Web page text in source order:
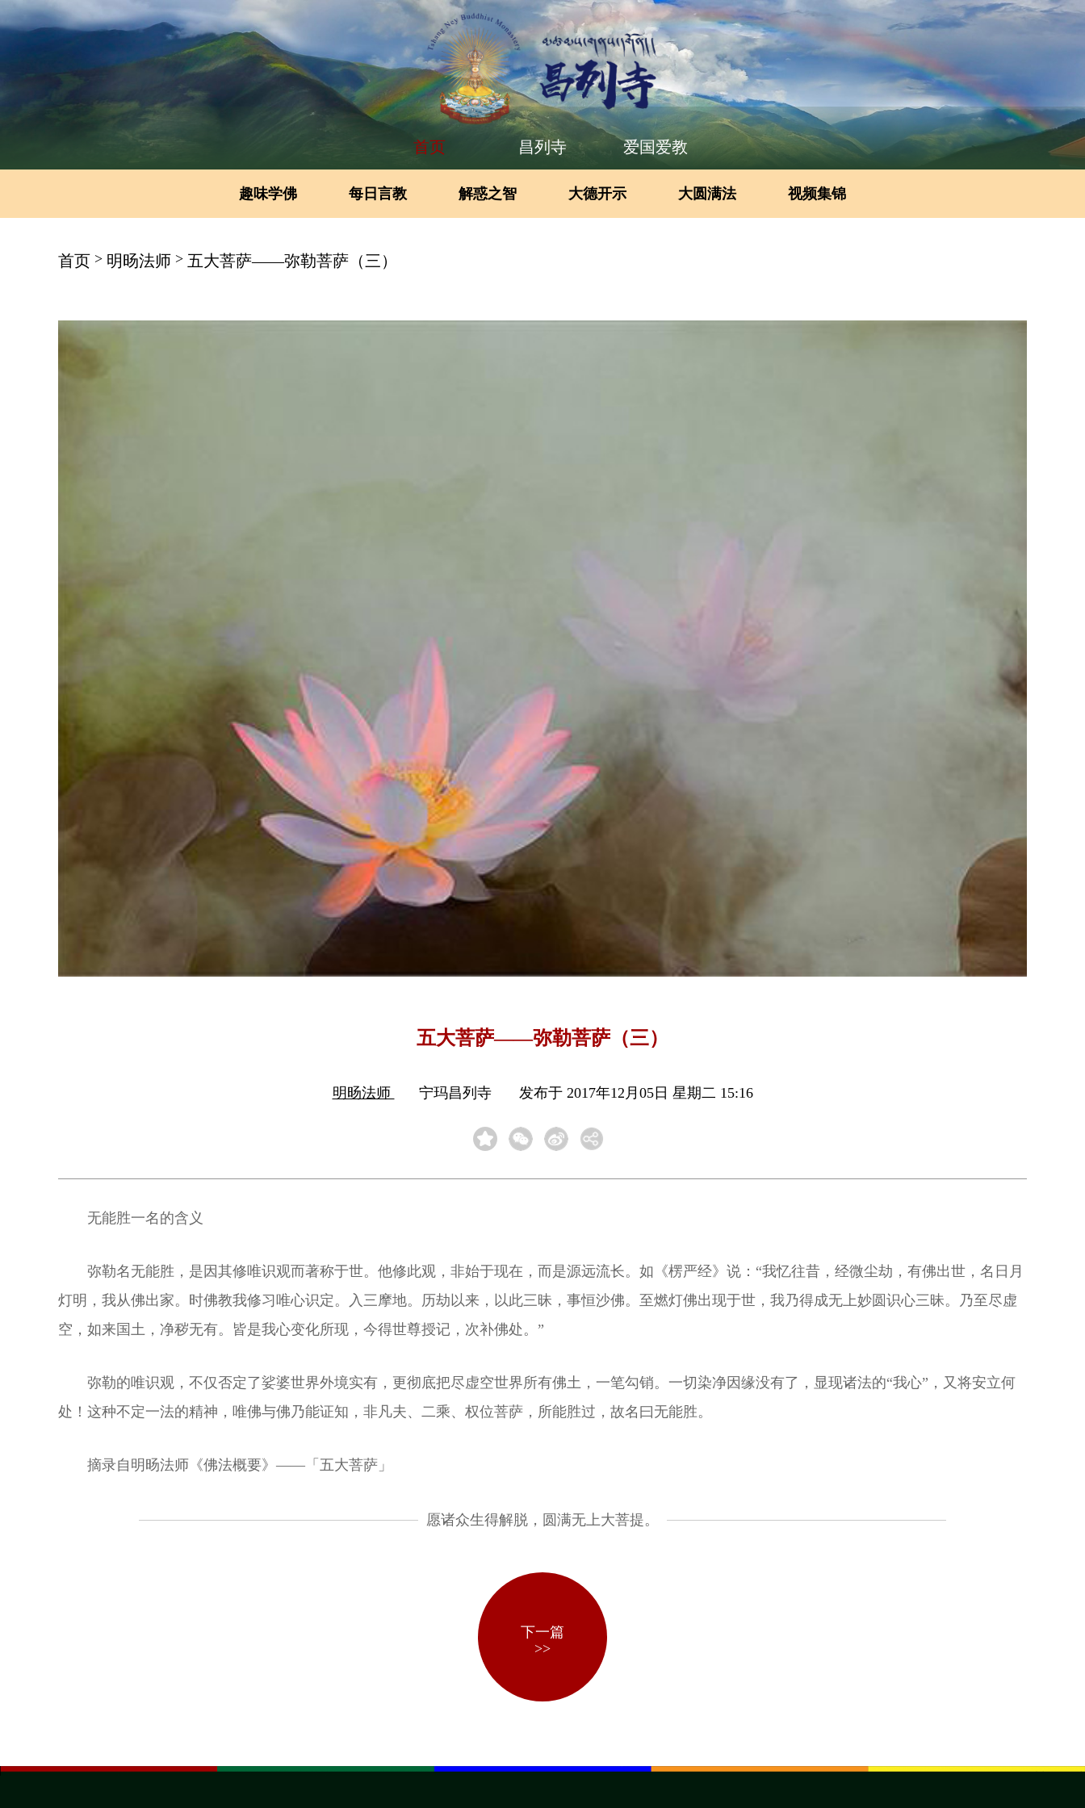
首页 昌列寺 爱国爱教
趣味学佛 每日言教 解惑之智 大德开示 大圆满法 视频集锦
首页 > 明旸法师 > 五大菩萨——弥勒菩萨（三）
五大菩萨——弥勒菩萨（三）
明旸法师 宁玛昌列寺 发布于 2017年12月05日 星期二 15:16
无能胜一名的含义
弥勒名无能胜，是因其修唯识观而著称于世。他修此观，非始于现在，而是源远流长。如《楞严经》说：“我忆往昔，经微尘劫，有佛出世，名日月
灯明，我从佛出家。时佛教我修习唯心识定。入三摩地。历劫以来，以此三昧，事恒沙佛。至燃灯佛出现于世，我乃得成无上妙圆识心三昧。乃至尽虚
空，如来国土，净秽无有。皆是我心变化所现，今得世尊授记，次补佛处。”
弥勒的唯识观，不仅否定了娑婆世界外境实有，更彻底把尽虚空世界所有佛土，一笔勾销。一切染净因缘没有了，显现诸法的“我心”，又将安立何
处！这种不定一法的精神，唯佛与佛乃能证知，非凡夫、二乘、权位菩萨，所能胜过，故名曰无能胜。
摘录自明旸法师《佛法概要》——「五大菩萨」
愿诸众生得解脱，圆满无上大菩提。
下一篇
>>